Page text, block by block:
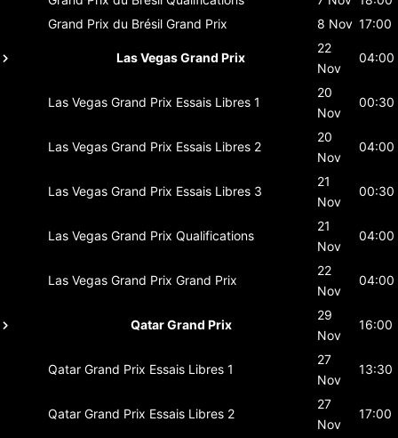
Grand Prix du Brésil Grand Prix 8 Nov 17:00
Las Vegas Grand Prix
22
Nov
04:00
Las Vegas Grand Prix Essais Libres 1
20
Nov
00:30
Las Vegas Grand Prix Essais Libres 2
20
Nov
04:00
Las Vegas Grand Prix Essais Libres 3
21
Nov
00:30
Las Vegas Grand Prix Qualifications
21
Nov
04:00
Las Vegas Grand Prix Grand Prix
22
Nov
04:00
Qatar Grand Prix
29
Nov
16:00
Qatar Grand Prix Essais Libres 1
27
Nov
13:30
Qatar Grand Prix Essais Libres 2
27
Nov
17:00